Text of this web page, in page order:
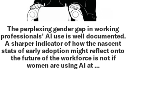
The perplexing gender gap in working
professionals’ AI use is well documented.
A sharper indicator of how the nascent
stats of early adoption might reflect onto
the future of the workforce is not if
women are using AI at …